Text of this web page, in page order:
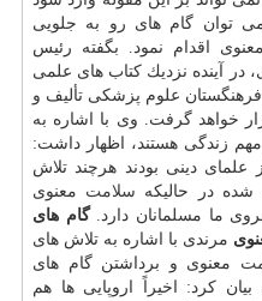
توان گام های رو به جلویی
اقدام نمود. بگفته رئیس
در آینده نزدیك كتاب های علمی
علوم پزشكی تألیف و
خواهد گرفت. وی با اشاره به
زندگی هستند، اظهار داشت:
دینی بودند هرچند تلاش
شده در حالیكه سلامت معنوی
ما مسلمانان دارد.گام های
مرندی با اشاره به تلاش های
معنوی و برداشتن گام های
كرد: اخیراً اروپایی ها هم